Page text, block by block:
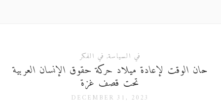
في السياسة, في الفكر
حان الوقت لإعادة ميلاد حركة حقوق الإنسان العربية
تحت قصف غزة
DECEMBER 31, 2023